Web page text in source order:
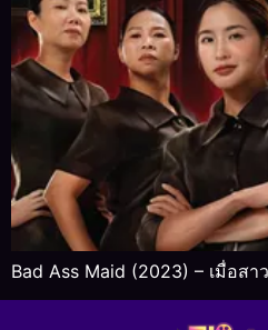
Bad Ass Maid (2023) – เมื่อส